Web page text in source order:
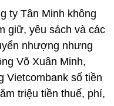
ty Tân Minh không
giữ, yêu sách và các
nhượng nhưng
Võ Xuân Minh,
Vietcombank số tiền
triệu tiền thuế, phí,